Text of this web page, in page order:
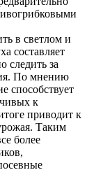
в светлом и
составляет
следить за
По мнению
способствует
к
приводит к
Таким
более